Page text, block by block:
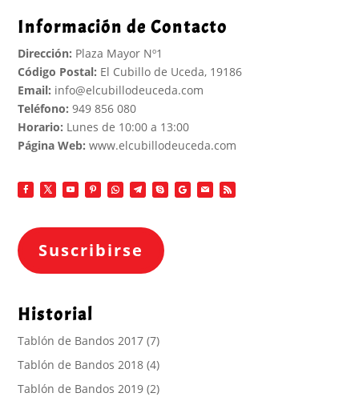
Información de Contacto
Dirección: Plaza Mayor Nº1
Código Postal: El Cubillo de Uceda, 19186
Email: info@elcubillodeuceda.com
Teléfono: 949 856 080
Horario: Lunes de 10:00 a 13:00
Página Web: www.elcubillodeuceda.com
Suscribirse
Historial
Tablón de Bandos 2017 (7)
Tablón de Bandos 2018 (4)
Tablón de Bandos 2019 (2)